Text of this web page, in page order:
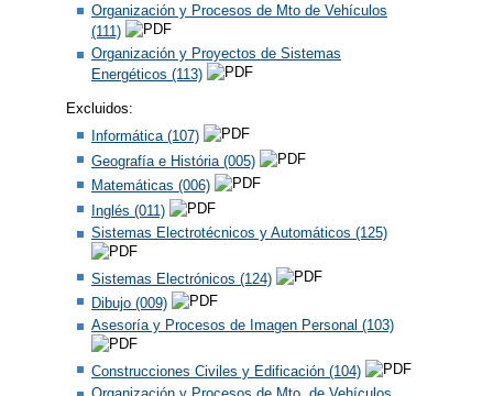
Organización y Procesos de Mto de Vehículos
(111)
Organización y Proyectos de Sistemas
Energéticos (113)
Excluidos:
Informática (107)
Geografía e História (005)
Matemáticas (006)
Inglés (011)
Sistemas Electrotécnicos y Automáticos (125)
Sistemas Electrónicos (124)
Dibujo (009)
Asesoría y Procesos de Imagen Personal (103)
Construcciones Civiles y Edificación (104)